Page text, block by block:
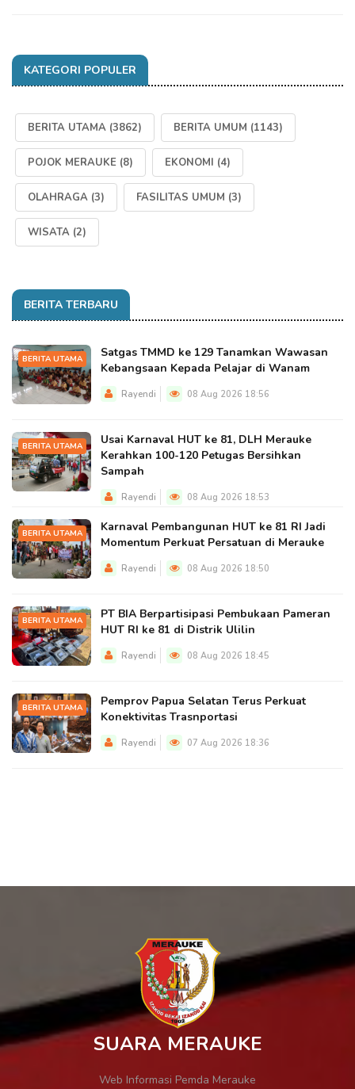
KATEGORI POPULER
BERITA UTAMA (3862) BERITA UMUM (1143)
POJOK MERAUKE (8) EKONOMI (4)
OLAHRAGA (3) FASILITAS UMUM (3)
WISATA (2)
BERITA TERBARU
BERITA UTAMA
Satgas TMMD ke 129 Tanamkan Wawasan
Kebangsaan Kepada Pelajar di Wanam
Rayendi 08 Aug 2026 18:56
BERITA UTAMA
Usai Karnaval HUT ke 81, DLH Merauke
Kerahkan 100-120 Petugas Bersihkan
Sampah
Rayendi 08 Aug 2026 18:53
BERITA UTAMA
Karnaval Pembangunan HUT ke 81 RI Jadi
Momentum Perkuat Persatuan di Merauke
Rayendi 08 Aug 2026 18:50
BERITA UTAMA
PT BIA Berpartisipasi Pembukaan Pameran
HUT RI ke 81 di Distrik Ulilin
Rayendi 08 Aug 2026 18:45
BERITA UTAMA
Pemprov Papua Selatan Terus Perkuat
Konektivitas Trasnportasi
Rayendi 07 Aug 2026 18:36
SUARA MERAUKE
Web Informasi Pemda Merauke